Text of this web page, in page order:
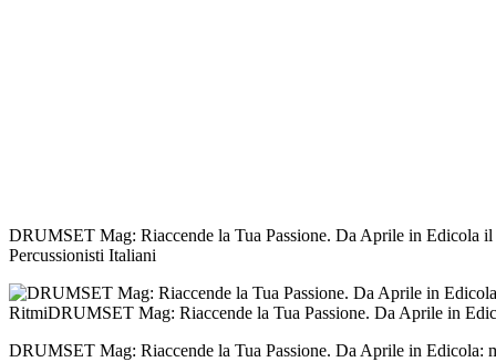
DRUMSET Mag: Riaccende la Tua Passione. Da Aprile in Edicola
Percussionisti Italiani
DRUMSET Mag: Riaccende la Tua Passione. Da Aprile in Edicola: